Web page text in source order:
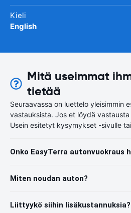
Kieli
English
Mitä useimmat
tietää
Seuraavassa on luettelo yleisimmin
vastauksista. Jos et löydä
Usein esitetyt kysymykset -sivulle
Onko EasyTerra autonvuokraus
Miten noudan auton?
Liittyykö siihin lisäkustannuksia?